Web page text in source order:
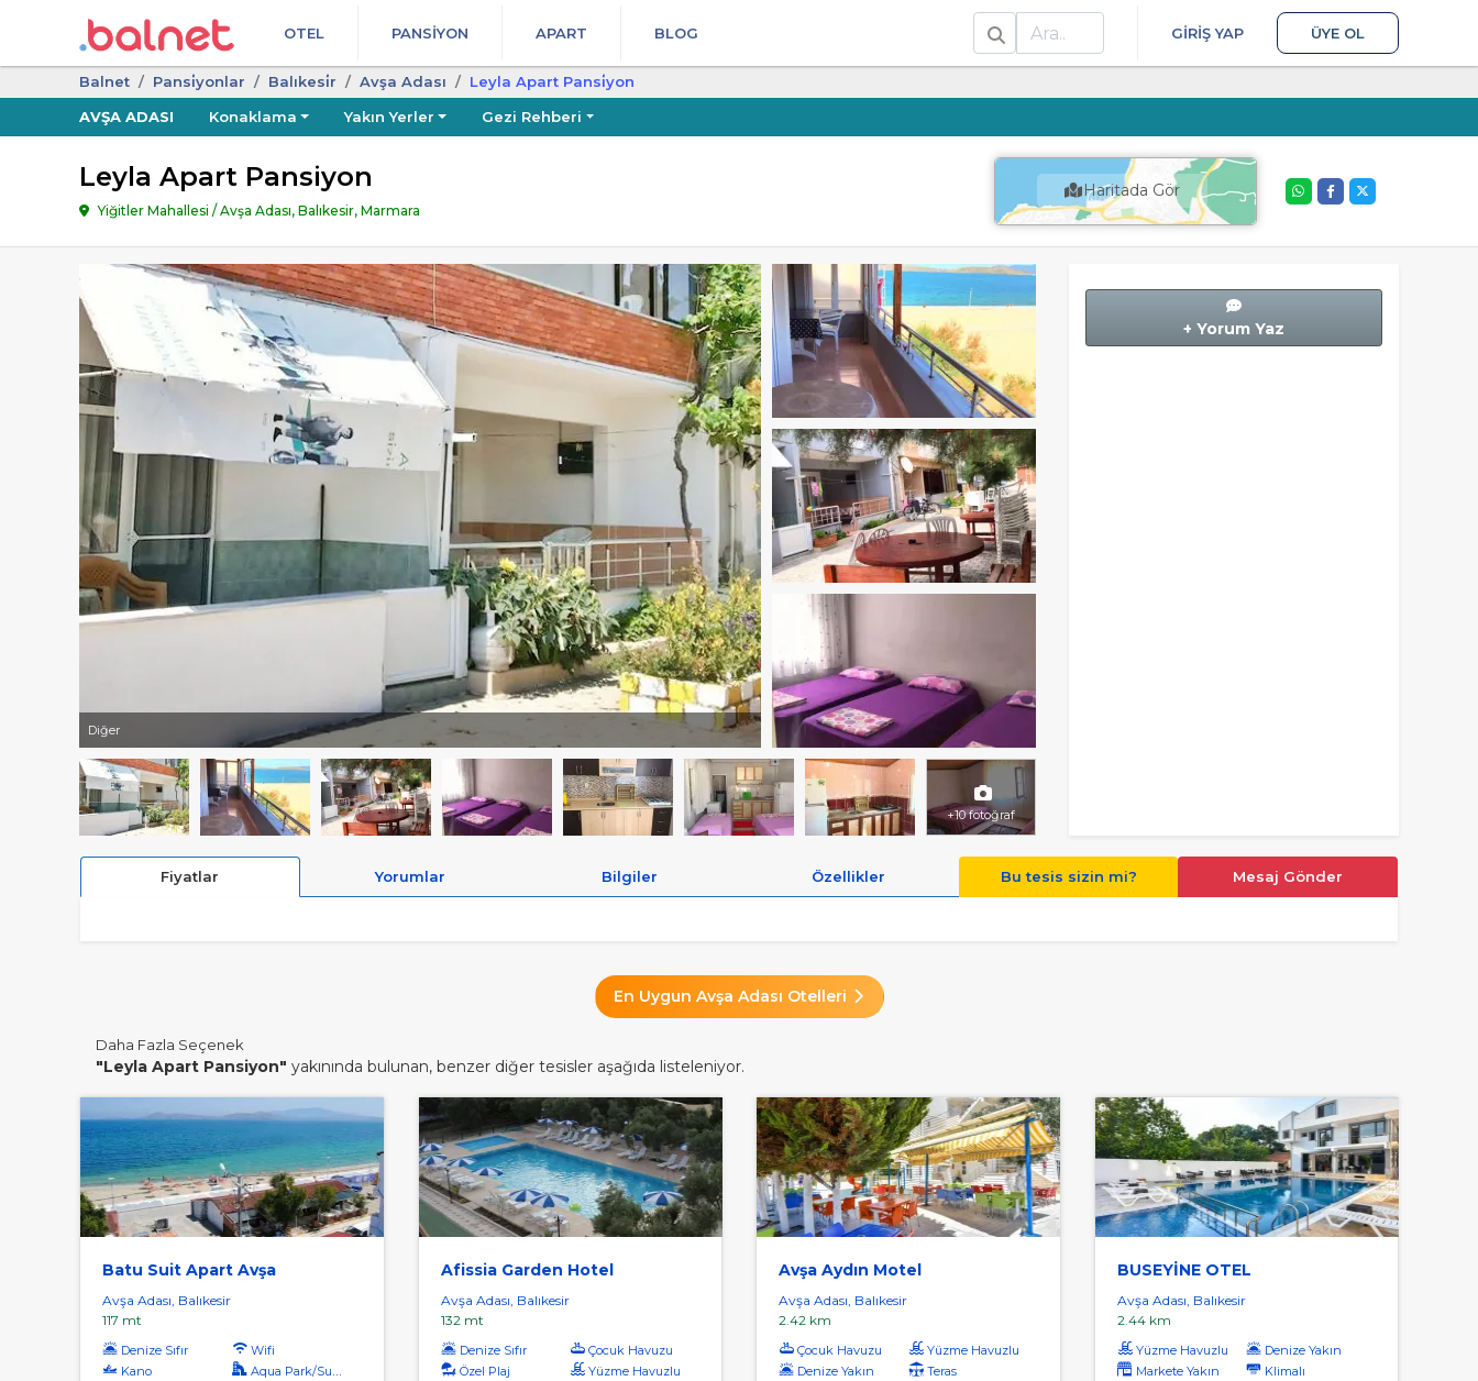
OTEL PANSIYON APART BLOG
Ara
GIRIŞ YAP ÜYE OL
Balnet Pansi̇yonlar Balıkesi̇r Avşa Adası
Leyla Apart Pansi̇yon
AVŞA ADASI
Konaklama Yakın Yerler Gezi Rehberi
Leyla Apart Pansiyon
Yiğitler Mahallesi / Avşa Adası, Balıkesir, Marmara
Haritada Gör
Diğer
+10 fotoğraf
+ Yorum Yaz
Fiyatlar Yorumlar Bilgiler Özellikler Bu tesis sizin mi? Mesaj Gönder
En Uygun Avşa Adası Otelleri
Daha Fazla Seçenek
"Leyla Apart Pansiyon" yakınında bulunan, benzer diğer tesisler aşağıda listeleniyor.
Batu Suit Apart Avşa
Avşa Adası, Balıkesir
117 mt
Denize Sıfır
Wifi
Kano
Aqua Park/Su Parkı
Afissia Garden Hotel
Avşa Adası, Balıkesir
132 mt
Denize Sıfır
Çocuk Havuzu
Özel Plaj
Yüzme Havuzlu
Avşa Aydın Motel
Avşa Adası, Balıkesir
2.42 km
Çocuk Havuzu
Yüzme Havuzlu
Denize Yakın
Teras
BUSEYİNE OTEL
Avşa Adası, Balıkesir
2.44 km
Yüzme Havuzlu
Denize Yakın
Markete Yakın
Klimalı